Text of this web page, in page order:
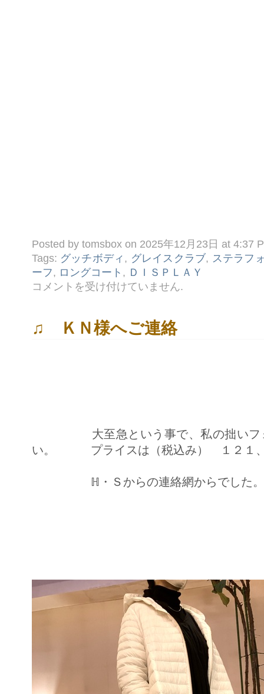
Posted by tomsbox on 2025年12月23日 at 4:37
Tags: グッチボディ , グレイスクラブ, ステラフ
ーフ, ロングコート , ＤＩＳＰＬＡＹ
◆
Ｗ
Ｏ
Ｗ
コメントを受け付けていません.
♫ ＫＮ様へご連絡
大至急という事で、私の拙いフォ
い。 プライスは（税込み） １２１、
ℍ・Ｓからの連絡網からでし